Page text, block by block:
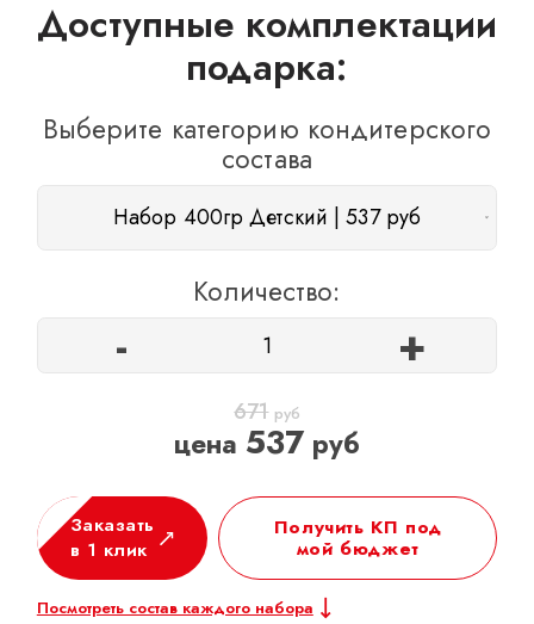
Доступные комплектации
подарка:
Выберите категорию кондитерского
состава
Набор 400гр Детский | 537 руб
Количество:
- +
671руб
цена 537руб
Заказать
в 1 клик
Получить КП под
мой бюджет
Посмотреть состав каждого набора